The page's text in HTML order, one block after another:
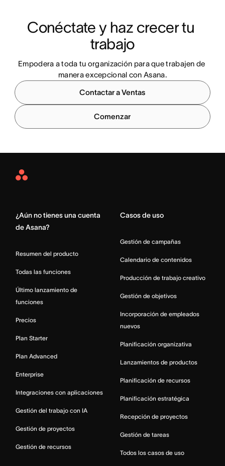
Conéctate y haz crecer tu
trabajo
Empodera a toda tu organización para que trabajen de
manera excepcional con Asana.
Contactar a Ventas
Comenzar
Asana
¿Aún no tienes una cuenta
de Asana?
Resumen del producto
Todas las funciones
Último lanzamiento de
funciones
Precios
Plan Starter
Plan Advanced
Enterprise
Integraciones con aplicaciones
Gestión del trabajo con IA
Gestión de proyectos
Gestión de recursos
Casos de uso
Gestión de campañas
Calendario de contenidos
Producción de trabajo creativo
Gestión de objetivos
Incorporación de empleados
nuevos
Planificación organizativa
Lanzamientos de productos
Planificación de recursos
Planificación estratégica
Recepción de proyectos
Gestión de tareas
Todos los casos de uso